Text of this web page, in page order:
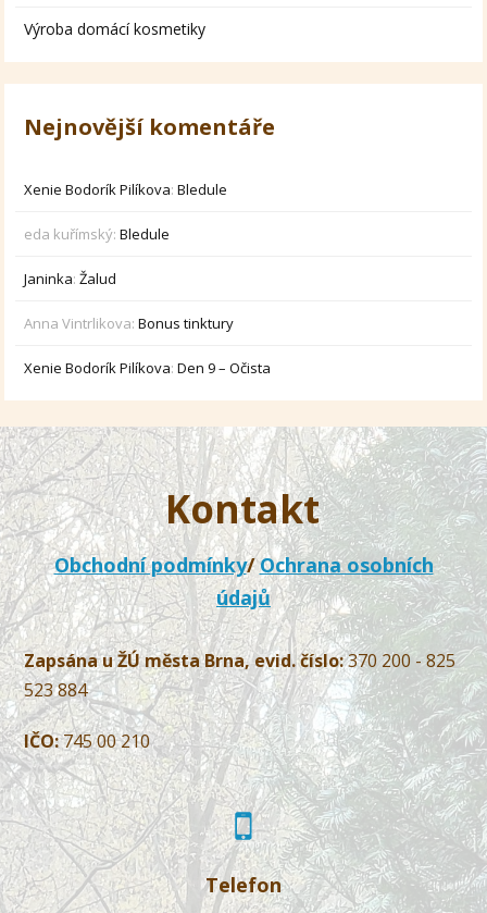
Výroba domácí kosmetiky
Nejnovější komentáře
Xenie Bodorík Pilíkova:Bledule
eda kuřímský:Bledule
Janinka:Žalud
Anna Vintrlikova:Bonus tinktury
Xenie Bodorík Pilíkova:Den 9 – Očista
Kontakt
Obchodní podmínky/Ochrana osobních
údajů
Zapsána u ŽÚ města Brna, evid. číslo:370 200 - 825
523 884
IČO:745 00 210
Telefon